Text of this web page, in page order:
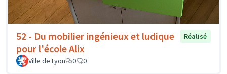
52 - Du mobilier ingénieux et ludique
pour l'école Alix
Réalisé
Ville de Lyon 0 0